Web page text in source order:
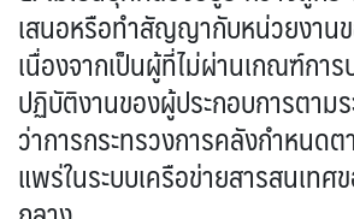
เสนอหรือทำสัญญากับหน่วยงานข
เนื่องจากเป็นผู้ที่ไม่ผ่านเกณฑ์การ
ปฏิบัติงานของผู้ประกอบการตาม
ว่าการกระทรวงการคลังกำหนด
แพร่ในระบบเครือข่ายสารสนเท